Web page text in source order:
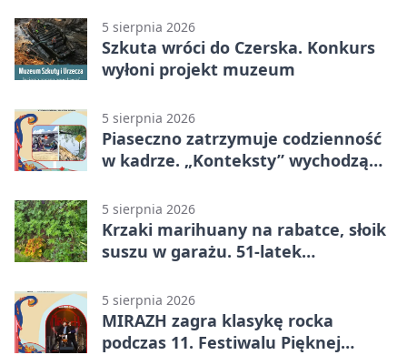
5 sierpnia 2026
Szkuta wróci do Czerska. Konkurs
wyłoni projekt muzeum
5 sierpnia 2026
Piaseczno zatrzymuje codzienność
w kadrze. „Konteksty” wychodzą
5 sierpnia 2026
Krzaki marihuany na rabatce, słoik
suszu w garażu. 51-latek
5 sierpnia 2026
MIRAZH zagra klasykę rocka
podczas 11. Festiwalu Pięknej